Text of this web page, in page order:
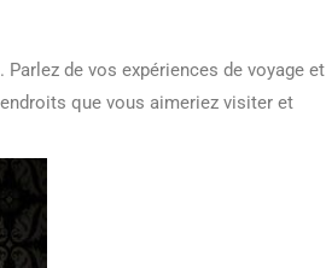
de vos expériences de voyage et
que vous aimeriez visiter et